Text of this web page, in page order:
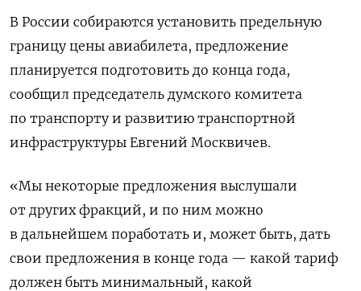
В России собираются установить предельную
границу цены авиабилета, предложение
планируется подготовить до конца года,
сообщил председатель думского комитета
по транспорту и развитию транспортной
инфраструктуры Евгений Москвичев.
«Мы некоторые предложения выслушали
от других фракций, и по ним можно
в дальнейшем поработать и, может быть, дать
свои предложения в конце года — какой тариф
должен быть минимальный, какой